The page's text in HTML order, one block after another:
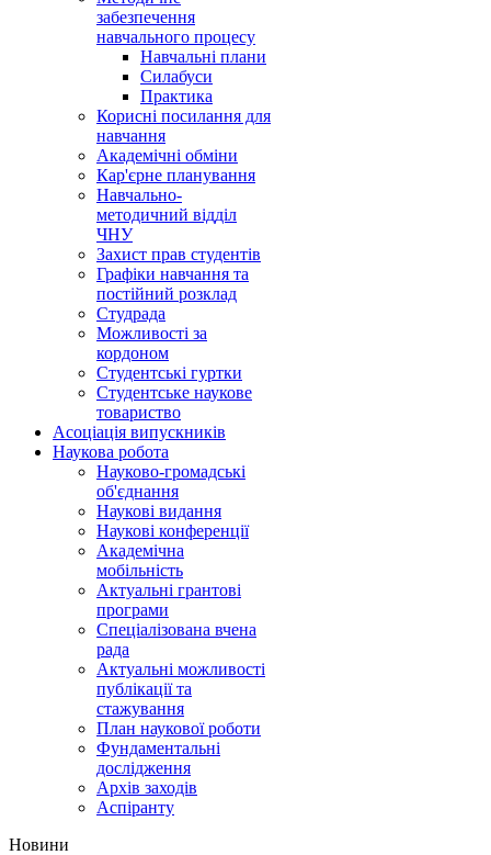
забезпечення
навчального процесу
Навчальні плани
Силабуси
Практика
Корисні посилання для
навчання
Академічні обміни
Кар'єрне планування
Навчально-
методичний відділ
ЧНУ
Захист прав студентів
Графіки навчання та
постійний розклад
Студрада
Можливості за
кордоном
Студентські гуртки
Студентське наукове
товариство
Асоціація випускників
Наукова робота
Науково-громадські
об'єднання
Наукові видання
Наукові конференції
Академічна
мобільність
Актуальні грантові
програми
Спеціалізована вчена
рада
Актуальні можливості
публікації та
стажування
План наукової роботи
Фундаментальні
дослідження
Архів заходів
Аспіранту
Hовини